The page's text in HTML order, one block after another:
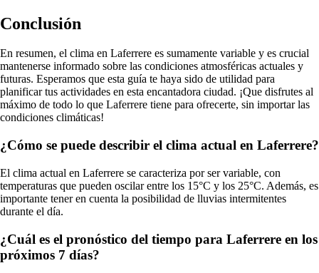
Conclusión
En resumen, el clima en Laferrere es sumamente variable y es crucial
mantenerse informado sobre las condiciones atmosféricas actuales y
futuras. Esperamos que esta guía te haya sido de utilidad para
planificar tus actividades en esta encantadora ciudad. ¡Que disfrutes al
máximo de todo lo que Laferrere tiene para ofrecerte, sin importar las
condiciones climáticas!
¿Cómo se puede describir el clima actual en Laferrere?
El clima actual en Laferrere se caracteriza por ser variable, con
temperaturas que pueden oscilar entre los 15°C y los 25°C. Además, es
importante tener en cuenta la posibilidad de lluvias intermitentes
durante el día.
¿Cuál es el pronóstico del tiempo para Laferrere en los
próximos 7 días?